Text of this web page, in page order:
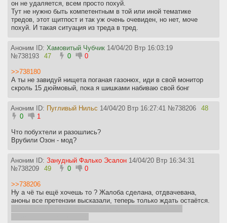
он не удаляется, всем просто похуй.
Тут не нужно быть компетентным в той или иной тематике
тредов, этот щитпост и так уж очень очевиден, но нет, моче
похуй. И такая ситуация из треда в тред.
Аноним ID: Хамовитый Чубчик 14/04/20 Втр 16:03:19
№738193 47 0 0
>>738180
А ты не завидуй нищета поганая газонюх, иди в свой монитор
скроль 15 дюймовый, пока я шишками набиваю свой бонг
Аноним ID: Пугливый Нильс 14/04/20 Втр 16:27:41 №738206
48
0
1
Что побухтели и разошлись?
Врубили Озон - мод?
Аноним ID: Занудный Фалько Эсалон 14/04/20 Втр 16:34:31
№738209 49 0 0
>>738206
Ну а чё ты ещё хочешь то ? Жалоба сделана, отдвачевана,
аноны все претензии высказали, теперь только ждать остаётся.